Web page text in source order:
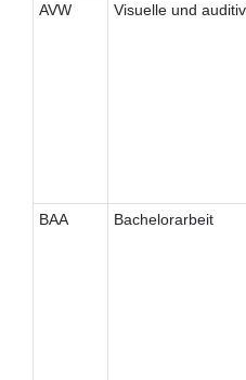
AVW Visuelle und
BAA Bachelorarbeit